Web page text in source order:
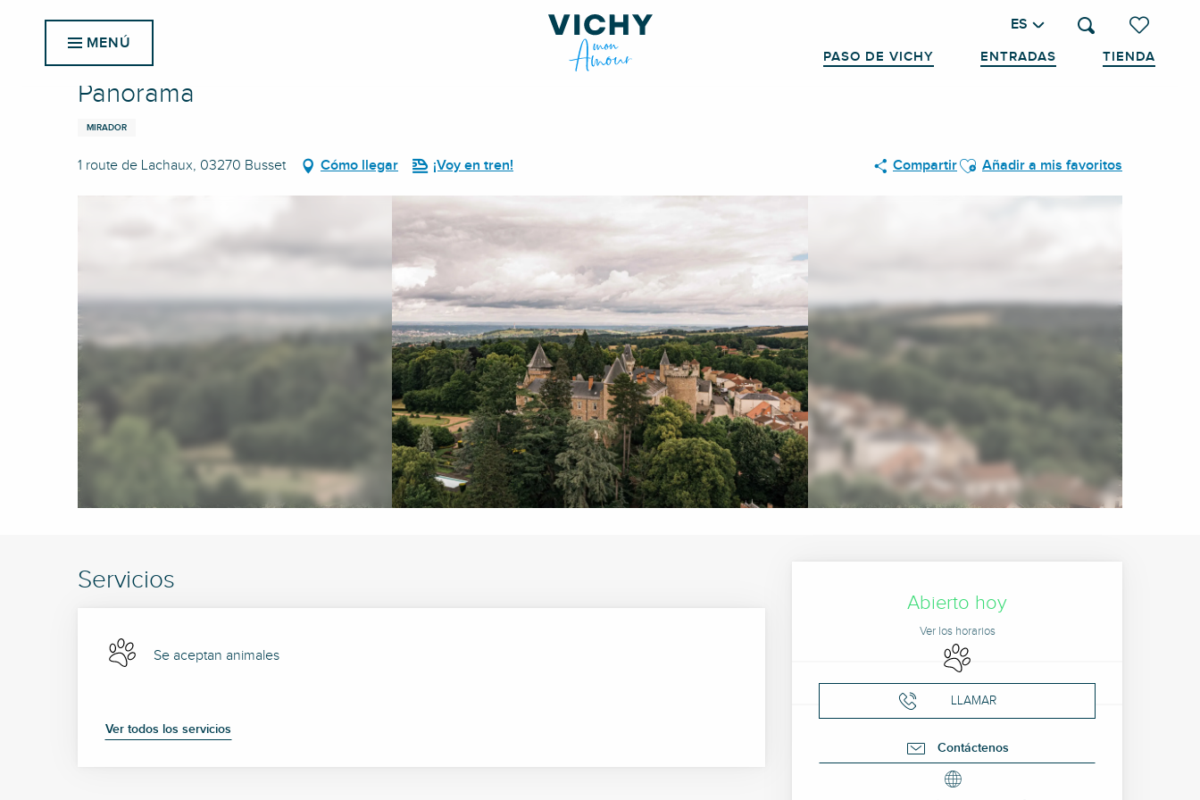
Voir les
Buscar
ES
PASO DE VICHY ENTRADAS TIENDA
MENÚ
Inicio Panorama
Panorama
MIRADOR
1 route de Lachaux, 03270 Busset Cómo llegar ¡Voy en tren! CompartirAjouter aux favoris
Añadir a mis favoritos
Horarios y datos de
Abierto hoy
Ver los horarios
Se aceptan animales
LLAMAR
Contáctenos
Servicios
Se aceptan animales
Ver todos los servicios